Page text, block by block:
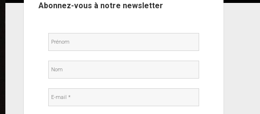
Abonnez-vous à notre newsletter